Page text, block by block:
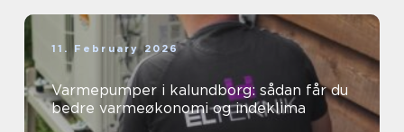
11. February 2026
Varmepumper i kalundborg: sådan får du
bedre varmeøkonomi og indeklima